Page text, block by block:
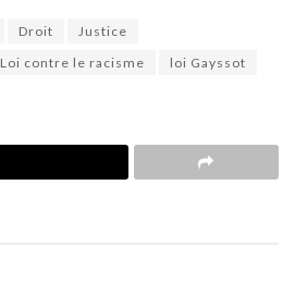
Droit
Justice
Loi contre le racisme
loi Gayssot